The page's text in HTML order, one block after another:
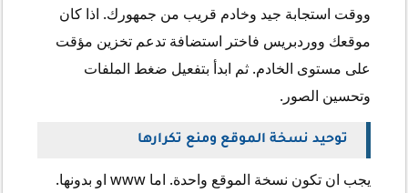
ووقت استجابة جيد وخادم قريب من جمهورك. اذا كان
موقعك ووردبريس فاختر استضافة تدعم تخزين مؤقت
على مستوى الخادم. ثم ابدأ بتفعيل ضغط الملفات
وتحسين الصور.
توحيد نسخة الموقع ومنع تكرارها
يجب ان تكون نسخة الموقع واحدة. اما www او بدونها.